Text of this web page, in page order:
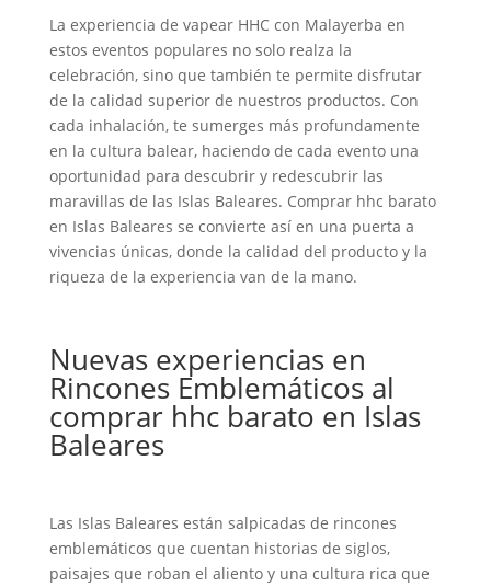
La experiencia de vapear HHC con Malayerba en
estos eventos populares no solo realza la
celebración, sino que también te permite disfrutar
de la calidad superior de nuestros productos. Con
cada inhalación, te sumerges más profundamente
en la cultura balear, haciendo de cada evento una
oportunidad para descubrir y redescubrir las
maravillas de las Islas Baleares. Comprar hhc barato
en Islas Baleares se convierte así en una puerta a
vivencias únicas, donde la calidad del producto y la
riqueza de la experiencia van de la mano.
Nuevas experiencias en
Rincones Emblemáticos al
comprar hhc barato en Islas
Baleares
Las Islas Baleares están salpicadas de rincones
emblemáticos que cuentan historias de siglos,
paisajes que roban el aliento y una cultura rica que